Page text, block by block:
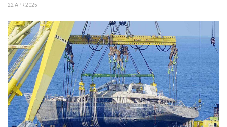
22 APR 2025